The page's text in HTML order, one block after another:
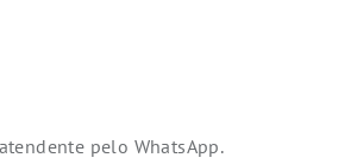
pelo WhatsApp.